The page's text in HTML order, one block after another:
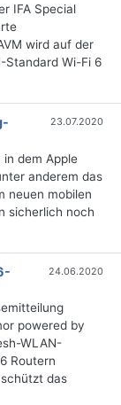
IFA Special
wird auf der
Standard Wi-Fi 6
23.07.2020
dem Apple
anderem das
neuen mobilen
sicherlich noch
24.06.2020
powered by
WLAN-
Routern
das